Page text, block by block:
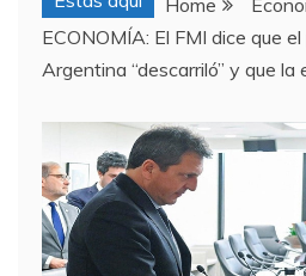
Home
ECONOMÍA: El FMI dice que
Argentina “descarriló” y que